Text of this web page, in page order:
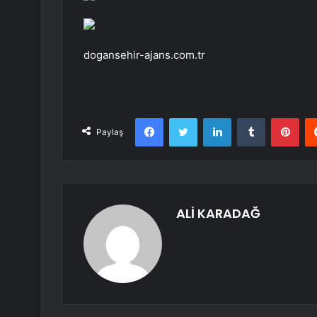
dogansehir-ajans.com.tr
Paylaş
FacebookTwitter LinkedInTumblr
ALİ KARADAĞ